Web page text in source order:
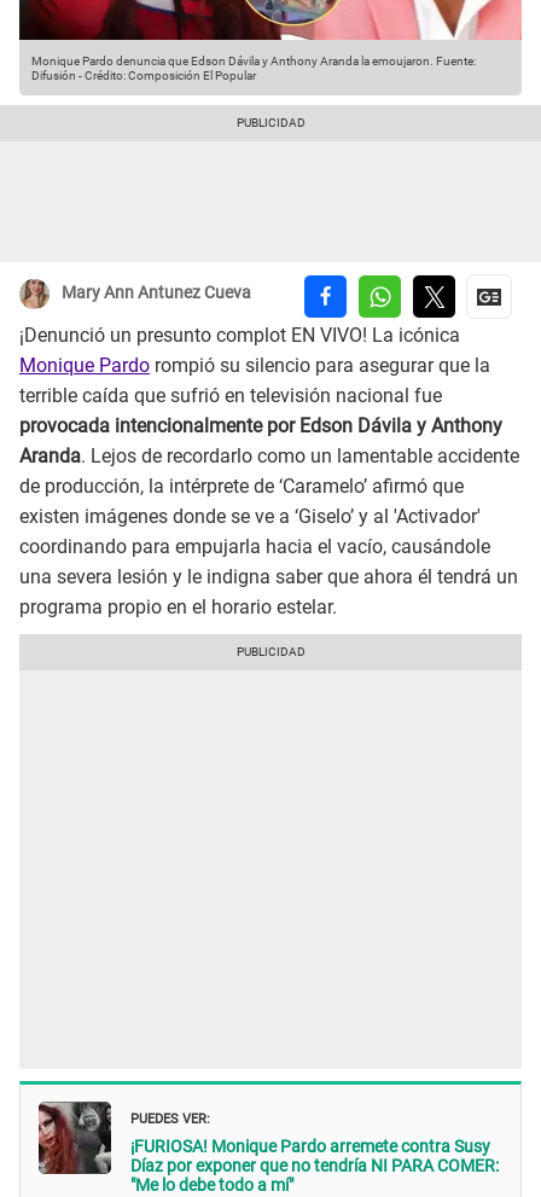
Monique Pardo denuncia que Edson Dávila y Anthony Aranda la emoujaron. Fuente:
Difusión -Crédito: Composición El Popular
Mary Ann Antunez Cueva
¡Denunció un presunto complot EN VIVO! La icónica
Monique Pardo rompió su silencio para asegurar que la
terrible caída que sufrió en televisión nacional fue
provocada intencionalmente por Edson Dávila y Anthony
Aranda. Lejos de recordarlo como un lamentable accidente
de producción, la intérprete de ‘Caramelo’ afirmó que
existen imágenes donde se ve a ‘Giselo’ y al 'Activador'
coordinando para empujarla hacia el vacío, causándole
una severa lesión y le indigna saber que ahora él tendrá un
programa propio en el horario estelar.
PUEDES VER:
¡FURIOSA! Monique Pardo arremete contra Susy
Díaz por exponer que no tendría NI PARA COMER:
"Me lo debe todo a mí"